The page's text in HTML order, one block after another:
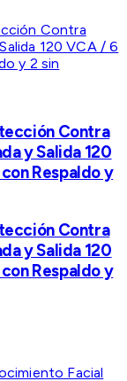
Contra
y Salida 120
Respaldo y
Contra
y Salida 120
Respaldo y